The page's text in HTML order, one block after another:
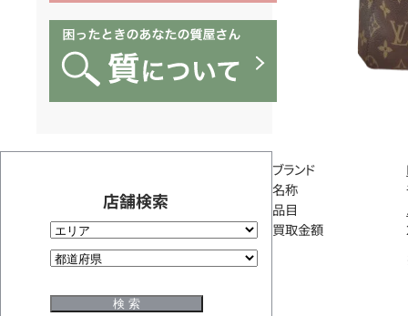
店舗検索
ブランド
名称
品目
買取金額